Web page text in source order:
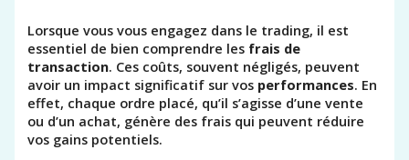
Lorsque vous vous engagez dans le trading, il est
essentiel de bien comprendre les frais de
transaction. Ces coûts, souvent négligés, peuvent
avoir un impact significatif sur vos performances. En
effet, chaque ordre placé, qu’il s’agisse d’une vente
ou d’un achat, génère des frais qui peuvent réduire
vos gains potentiels.